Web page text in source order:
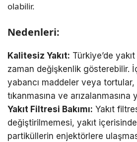
olabilir.
Nedenleri:
Kalitesiz Yakıt: Türkiye’de
zaman değişkenlik gösterebilir.
yabancı maddeler veya
tıkanmasına ve arızalanmasına
Yakıt Filtresi Bakımı: Yakıt
değiştirilmemesi, yakıt
partiküllerin enjektörlere